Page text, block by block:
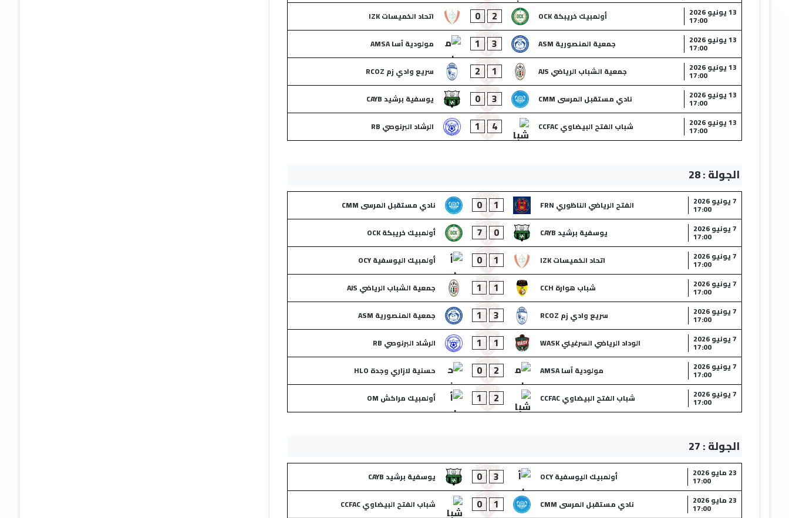
13 يونيو 2026
17:00 أولمبيك خريبكة OCK 2
0
اتحاد الخميسات IZK
13 يونيو 2026
17:00 جمعية المنصورية ASM 3
1
مولودية آسا AMSA
13 يونيو 2026
17:00 جمعية الشباب الرياضي AJS 1
2
سريع وادي زم RCOZ
13 يونيو 2026
17:00 نادي مستقبل المرسى CMM 3
0
يوسفية برشيد CAYB
13 يونيو 2026
17:00 شباب الفتح البيضاوي CCFAC 4
1 الرشاد البرنوصي RB
الجولة : 28
7 يونيو 2026
17:00 الفتح الرياضي الناظوري FRN 1
0
نادي مستقبل المرسى CMM
7 يونيو 2026
17:00 يوسفية برشيد CAYB 0
7
أولمبيك خريبكة OCK
7 يونيو 2026
17:00 اتحاد الخميسات IZK 1
0
أولمبيك اليوسفية OCY
7 يونيو 2026
17:00 شباب هوارة CCH 1
1
جمعية الشباب الرياضي AJS
7 يونيو 2026
17:00 سريع وادي زم RCOZ 3
1
جمعية المنصورية ASM
7 يونيو 2026
17:00 الوداد الرياضي السرغيني WASK 1
1
الرشاد البرنوصي RB
7 يونيو 2026
17:00 مولودية آسا AMSA 2
0
حسنية لازاري وجدة HLO
7 يونيو 2026
17:00 شباب الفتح البيضاوي CCFAC 2
1 أولمبيك مراكش OM
الجولة : 27
23 مايو 2026
17:00 أولمبيك اليوسفية OCY 3
0
يوسفية برشيد CAYB
23 مايو 2026
17:00 نادي مستقبل المرسى CMM 1
0
شباب الفتح البيضاوي CCFAC